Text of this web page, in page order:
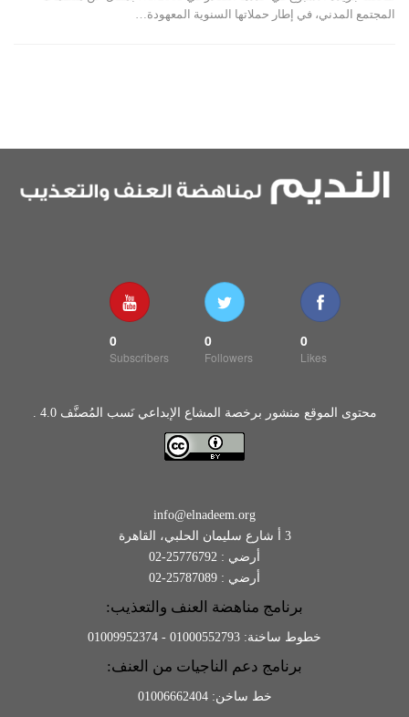
المجتمع المدني، في إطار حملاتها السنوية المعهودة…
0
Likes
0
Followers
0
Subscribers
محتوى الموقع منشور برخصة المشاع الإبداعي نَسب المُصنَّف 4.0 .
info@elnadeem.org
3 أ شارع سليمان الحلبي، القاهرة
أرضي : 25776792-02
أرضي : 25787089-02
برنامج مناهضة العنف والتعذيب:
خطوط ساخنة: 01000552793 - 01009952374
برنامج دعم الناجيات من العنف:
خط ساخن: 01006662404